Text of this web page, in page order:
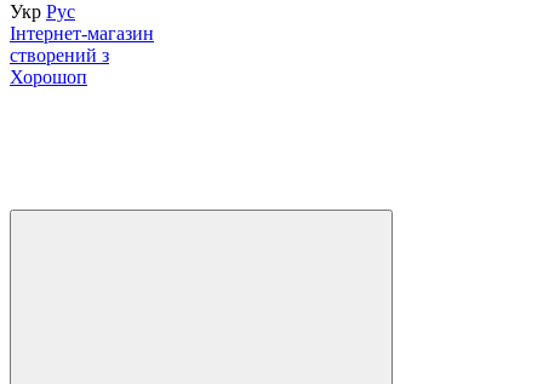
Укр Рус
Інтернет-магазин
створений з
Хорошоп